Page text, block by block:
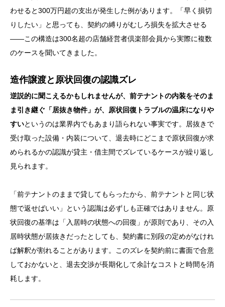
わせると300万円超の支出が発生した例があります。「早く損切
りしたい」と思っても、契約の縛りがむしろ損失を拡大させる
——この構造は300名超の店舗経営者倶楽部会員から実際に複数
のケースを聞いてきました。
造作譲渡と原状回復の認識ズレ
逆説的に聞こえるかもしれませんが、前テナントの内装をそのま
ま引き継ぐ「居抜き物件」が、原状回復トラブルの温床になりや
すいというのは業界内でもあまり語られない事実です。居抜きで
受け取った設備・内装について、退去時にどこまで原状回復が求
められるかの認識が貸主・借主間でズレているケースが繰り返し
見られます。
「前テナントのままで貸してもらったから、前テナントと同じ状
態で返せばいい」という認識は必ずしも正確ではありません。原
状回復の基準は「入居時の状態への回復」が原則であり、その入
居時状態が居抜きだったとしても、契約書に別段の定めがなけれ
ば解釈が割れることがあります。このズレを契約前に書面で合意
しておかないと、退去交渉が長期化して余計なコストと時間を消
耗します。